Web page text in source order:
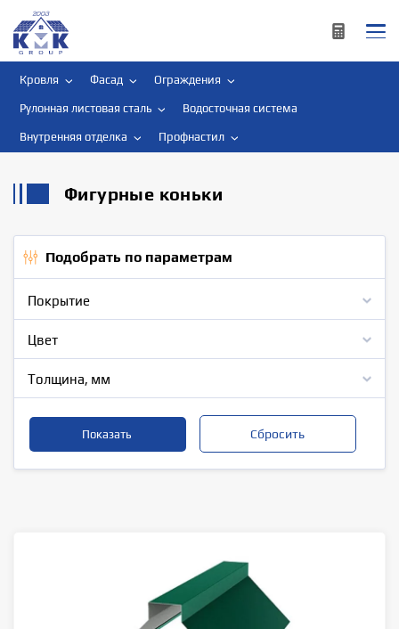
Кровля Фасад Ограждения
Рулонная листовая сталь Водосточная система
Внутренняя отделка Профнастил
Фигурные коньки
Подобрать по параметрам
Покрытие
Цвет
Толщина, мм